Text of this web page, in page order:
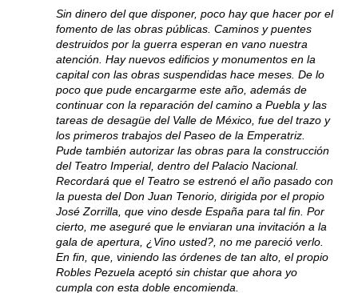
Sin dinero del que disponer, poco hay que hacer por el
fomento de las obras públicas. Caminos y puentes
destruidos por la guerra esperan en vano nuestra
atención. Hay nuevos edificios y monumentos en la
capital con las obras suspendidas hace meses. De lo
poco que pude encargarme este año, además de
continuar con la reparación del camino a Puebla y las
tareas de desagüe del Valle de México, fue del trazo y
los primeros trabajos del Paseo de la Emperatriz.
Pude también autorizar las obras para la construcción
del Teatro Imperial, dentro del Palacio Nacional.
Recordará que el Teatro se estrenó el año pasado con
la puesta del Don Juan Tenorio, dirigida por el propio
José Zorrilla, que vino desde España para tal fin. Por
cierto, me aseguré que le enviaran una invitación a la
gala de apertura, ¿Vino usted?, no me pareció verlo.
En fin, que, viniendo las órdenes de tan alto, el propio
Robles Pezuela aceptó sin chistar que ahora yo
cumpla con esta doble encomienda.